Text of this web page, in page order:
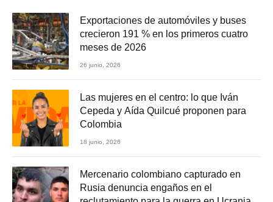
Exportaciones de automóviles y buses
crecieron 191 % en los primeros cuatro
meses de 2026
26 junio, 2026
Las mujeres en el centro: lo que Iván
Cepeda y Aída Quilcué proponen para
Colombia
18 junio, 2026
Mercenario colombiano capturado en
Rusia denuncia engaños en el